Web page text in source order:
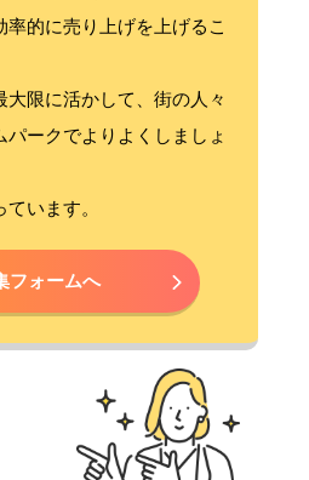
率的に売り上げを上げるこ
大限に活かして、街の人々
ークでよりよくしましょ
います。
フォームへ